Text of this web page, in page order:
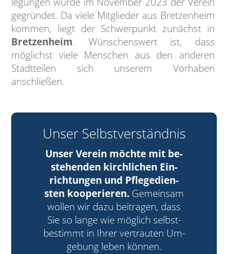
ge­grün­det. Da vie­le Mit­glieder aus Bretzen­heim
kommen, liegt der Schwer­punkt zu­nächst in
Bretzen­heim. Wünschenswert ist, dass
möglichst viele Menschen aus den anderen
Stadtteilen sich unserem Vorhaben
anschließen.
Unser Selbstverständnis
Unser Verein möchte mit be­
stehen­den kirch­li­chen Ein­
rich­tun­gen und Pflege­dien­
sten kooperieren. Ge­mein­sam
wol­len wir dazu bei­tra­gen, dass
Sie so lange wie möglich selbst­
bestim­mt in Ihrer ver­trau­ten Um­
gebung leben können.